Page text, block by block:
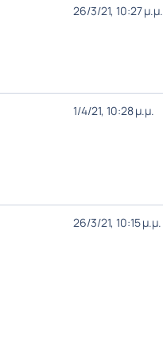
26/3/21, 10:27 μ.μ.
1/4/21, 10:28 μ.μ.
26/3/21, 10:15 μ.μ.